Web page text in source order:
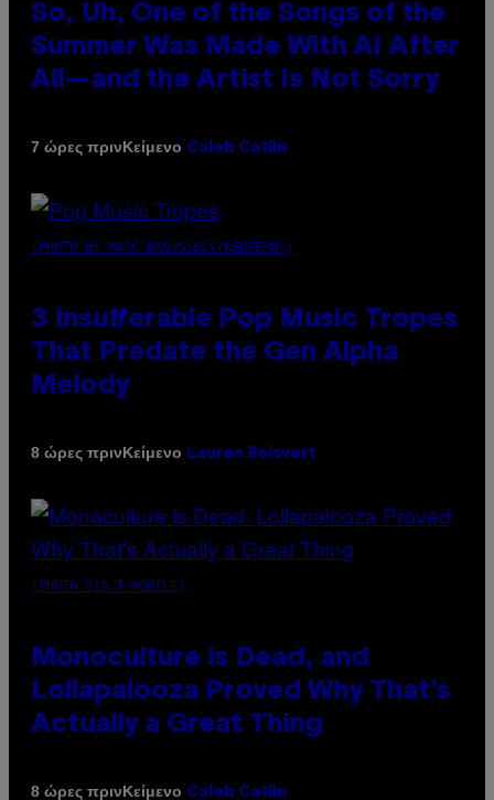
So, Uh, One of the Songs of the
Summer Was Made With AI After
All—and the Artist Is Not Sorry
7 ώρες πρινΚείμενο Caleb Catlin
(PHOTO BY MARC BROUSSELY/REDFERNS)
3 Insufferable Pop Music Tropes
That Predate the Gen Alpha
Melody
8 ώρες πρινΚείμενο Lauren Boisvert
(PHOTO VIA T-MOBILE)
Monoculture is Dead, and
Lollapalooza Proved Why That’s
Actually a Great Thing
8 ώρες πρινΚείμενο Caleb Catlin